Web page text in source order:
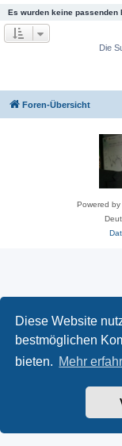
Diese Website
bestmöglichen
bieten. Mehr
Es wurden keine passenden
Die
Foren-Übersicht
Powered by